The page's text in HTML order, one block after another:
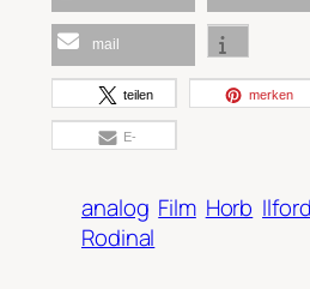
mail
teilen merken
E-
analog Film Horb
Rodinal